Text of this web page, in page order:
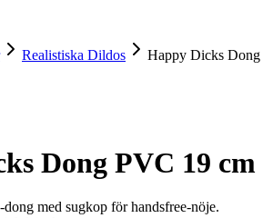
Realistiska Dildos
Happy Dicks Dong
Dong PVC 19 cm
med sugkop för handsfree-nöje.